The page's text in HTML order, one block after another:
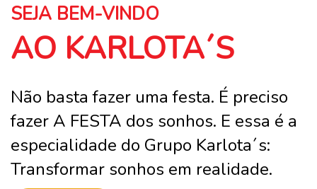
SEJA BEM-VINDO
AO KARLOTA´S
Não basta fazer uma festa. É preciso
fazer A FESTA dos sonhos. E essa é a
especialidade do Grupo Karlota´s:
Transformar sonhos em realidade.